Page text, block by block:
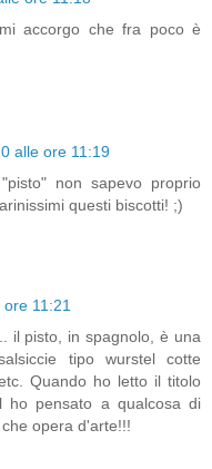
accorgo che fra poco è
alle ore 11:19
non sapevo proprio
questi biscotti! ;)
11:21
il pisto, in spagnolo, è una
tipo wurstel cotte
Quando ho letto il titolo
ho pensato a qualcosa di
opera d'arte!!!